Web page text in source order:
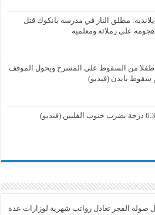
مطلق النار في مدرسة بانكوك قتل
على زملائه ومعلميه
طفلا من السقوط على المسرح ويحول الموقف
سقوط بايدن (فيديو)
صولة الفجر تعادل رواتب شهرية لوزارات عدة